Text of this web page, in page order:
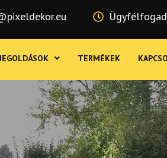
TERMÉKEK